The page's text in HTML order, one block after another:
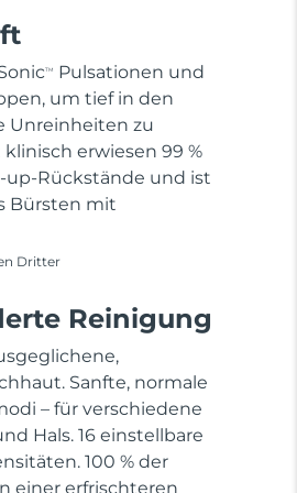
TM
Pulsationen und
um tief in den
Unreinheiten zu
erwiesen 99 %
up-Rückstände und ist
Bürsten mit
Dritter
Reinigung
Sanfte, normale
– für verschiedene
Hals. 16 einstellbare
100 % der
einer erfrischteren